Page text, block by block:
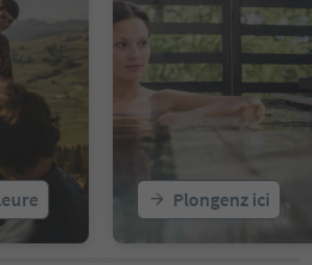
Plongenz ici